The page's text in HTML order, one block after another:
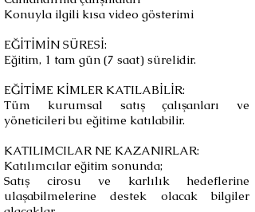
Konuyla ilgili kısa video gösterimi
EĞİTİMİN SÜRESİ:
Eğitim, 1 tam gün (7 saat) sürelidir.
EĞİTİME KİMLER KATILABİLİR:
Tüm kurumsal satış çalışanları ve
yöneticileri bu eğitime katılabilir.
KATILIMCILAR NE KAZANIRLAR:
Katılımcılar eğitim sonunda;
Satış cirosu ve karlılık hedeflerine
ulaşabilmelerine destek olacak bilgiler